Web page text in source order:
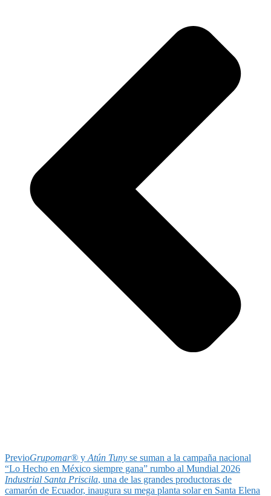
PrevioGrupomar® y Atún Tuny se suman a la campaña nacional
“Lo Hecho en México siempre gana” rumbo al Mundial 2026
Industrial Santa Priscila, una de las grandes productoras de
camarón de Ecuador, inaugura su mega planta solar en Santa Elena